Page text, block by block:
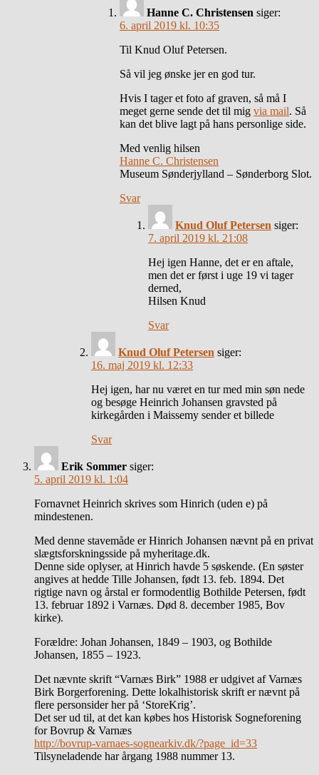
Hanne C. Christensen siger:
6. april 2019 kl. 10:35
Til Knud Oluf Petersen.
Så vil jeg ønske jer en god tur.
Hvis I tager et foto af graven, så må I
meget gerne sende det til mig via mail. Så
kan det blive lagt på hans personlige side.
Med venlig hilsen
Hanne C. Christensen
Museum Sønderjylland – Sønderborg Slot.
Svar
Knud Oluf Petersen siger:
7. april 2019 kl. 21:08
Hej igen Hanne, det er en aftale,
men det er først i uge 19 vi tager
derned,
Hilsen Knud
Svar
Knud Oluf Petersen siger:
16. maj 2019 kl. 12:33
Hej igen, har nu været en tur med min søn nede
og besøge Heinrich Johansen gravsted på
kirkegården i Maissemy sender et billede
Svar
Erik Sommer siger:
5. april 2019 kl. 1:04
Fornavnet Heinrich skrives som Hinrich (uden e) på
mindestenen.
Med denne stavemåde er Hinrich Johansen nævnt på en privat
slægtsforskningsside på myheritage.dk.
Denne side oplyser, at Hinrich havde 5 søskende. (En søster
angives at hedde Tille Johansen, født 13. feb. 1894. Det
rigtige navn og årstal er formodentlig Bothilde Petersen, født
13. februar 1892 i Varnæs. Død 8. december 1985, Bov
kirke).
Forældre: Johan Johansen, 1849 – 1903, og Bothilde
Johansen, 1855 – 1923.
Det nævnte skrift “Varnæs Birk” 1988 er udgivet af Varnæs
Birk Borgerforening. Dette lokalhistorisk skrift er nævnt på
flere personsider her på ‘StoreKrig’.
Det ser ud til, at det kan købes hos Historisk Sogneforening
for Bovrup & Varnæs
http://bovrup-varnaes-sognearkiv.dk/?page_id=33
Tilsyneladende har årgang 1988 nummer 13.